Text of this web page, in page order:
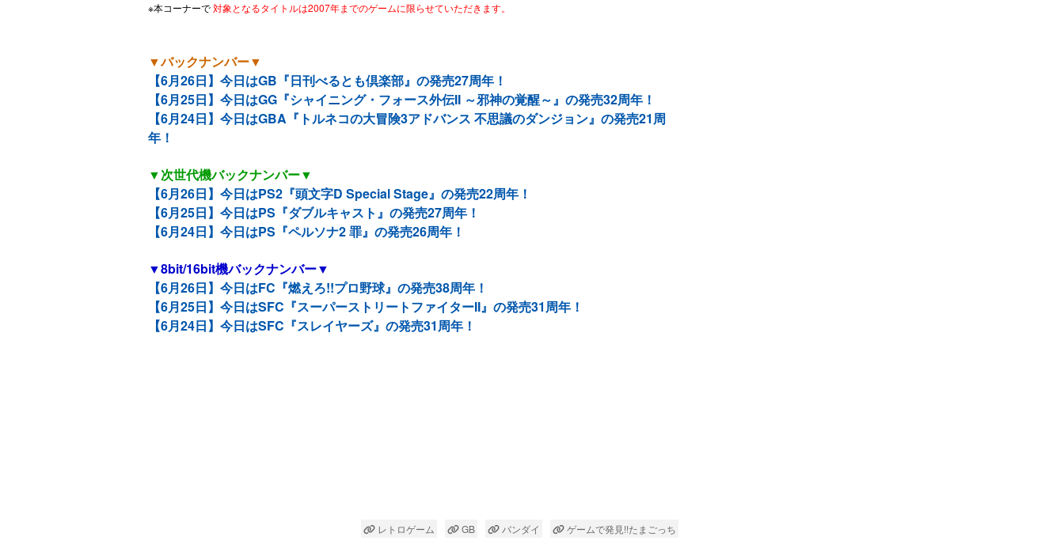
※本コーナーで対象となるタイトルは2007年までのゲームに限らせていただきます。
▼バックナンバー▼
【6月26日】今日はGB『日刊べるとも倶楽部』の発売27周年！
【6月25日】今日はGG『シャイニング・フォース外伝II ～邪神の覚醒～』の発売32周年！
【6月24日】今日はGBA『トルネコの大冒険3アドバンス 不思議のダンジョン』の発売21周
年！
▼次世代機バックナンバー▼
【6月26日】今日はPS2『頭文字D Special Stage』の発売22周年！
【6月25日】今日はPS『ダブルキャスト』の発売27周年！
【6月24日】今日はPS『ペルソナ2 罪』の発売26周年！
▼8bit/16bit機バックナンバー▼
【6月26日】今日はFC『燃えろ!!プロ野球』の発売38周年！
【6月25日】今日はSFC『スーパーストリートファイターII』の発売31周年！
【6月24日】今日はSFC『スレイヤーズ』の発売31周年！
レトロゲーム GB バンダイ ゲームで発見!!たまごっち